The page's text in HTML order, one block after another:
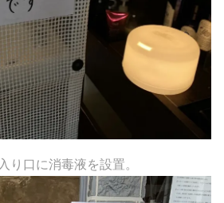
口に消毒液を設置。